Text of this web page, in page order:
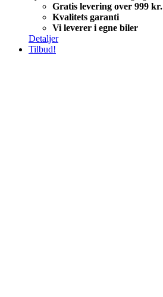
Gratis levering over 999 kr.
Kvalitets garanti
Vi leverer i egne biler
Detaljer
Tilbud!